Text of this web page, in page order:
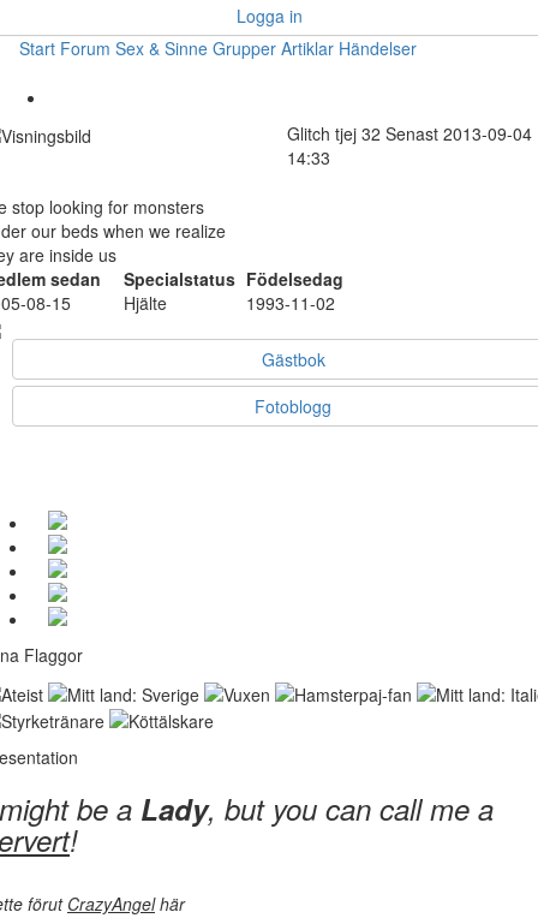
Logga in
Start Forum Sex & Sinne Grupper Artiklar Händelser
Glitch tjej 32 Senast 2013-09-04
14:33
stop looking for monsters
our beds when we realize
are inside us
sedan
Specialstatus Födelsedag
08-15
Hjälte 1993-11-02
Gästbok
Fotoblogg
Flaggor
be a Lady, but you can call me a
!
förut CrazyAngelhär